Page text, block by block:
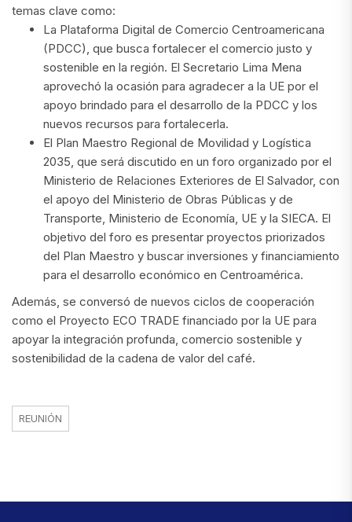
temas clave como:
La Plataforma Digital de Comercio Centroamericana
(PDCC), que busca fortalecer el comercio justo y
sostenible en la región. El Secretario Lima Mena
aprovechó la ocasión para agradecer a la UE por el
apoyo brindado para el desarrollo de la PDCC y los
nuevos recursos para fortalecerla.
El Plan Maestro Regional de Movilidad y Logística
2035, que será discutido en un foro organizado por el
Ministerio de Relaciones Exteriores de El Salvador, con
el apoyo del Ministerio de Obras Públicas y de
Transporte, Ministerio de Economía, UE y la SIECA. El
objetivo del foro es presentar proyectos priorizados
del Plan Maestro y buscar inversiones y financiamiento
para el desarrollo económico en Centroamérica.
Además, se conversó de nuevos ciclos de cooperación
como el Proyecto ECO TRADE financiado por la UE para
apoyar la integración profunda, comercio sostenible y
sostenibilidad de la cadena de valor del café.
REUNIÓN